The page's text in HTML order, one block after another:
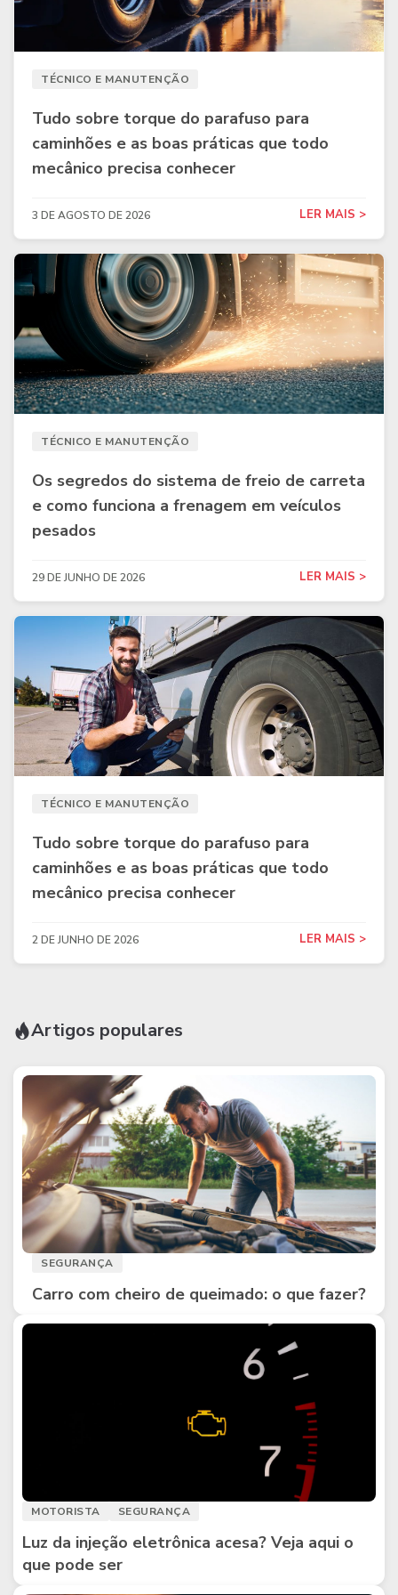
TÉCNICO E MANUTENÇÃO
Tudo sobre torque do parafuso para
caminhões e as boas práticas que todo
mecânico precisa conhecer
3 DE AGOSTO DE 2026 LER MAIS >
TÉCNICO E MANUTENÇÃO
Os segredos do sistema de freio de carreta
e como funciona a frenagem em veículos
pesados
29 DE JUNHO DE 2026 LER MAIS >
TÉCNICO E MANUTENÇÃO
Tudo sobre torque do parafuso para
caminhões e as boas práticas que todo
mecânico precisa conhecer
2 DE JUNHO DE 2026 LER MAIS >
Artigos populares
SEGURANÇA
Carro com cheiro de queimado: o que fazer?
MOTORISTA SEGURANÇA
Luz da injeção eletrônica acesa? Veja aqui o
que pode ser